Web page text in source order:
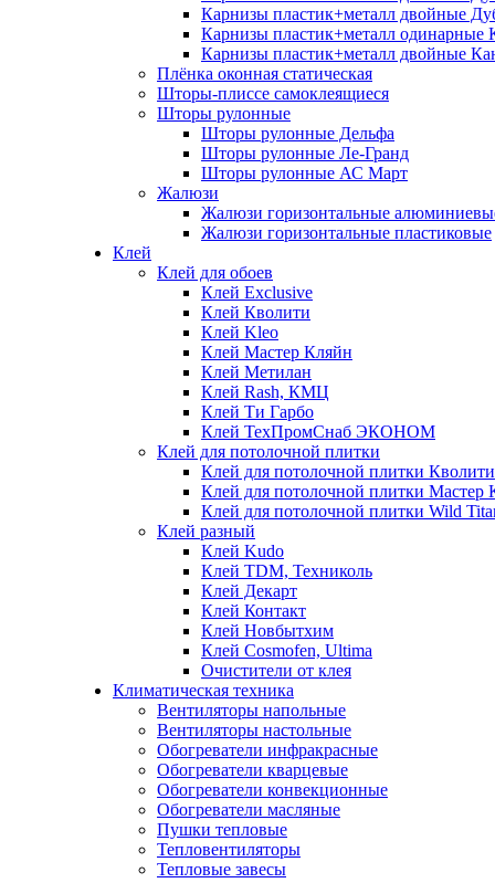
Карнизы пластик+металл двойные
Карнизы пластик+металл одинарные
Карнизы пластик+металл двойные
Плёнка оконная статическая
Шторы-плиссе самоклеящиеся
Шторы рулонные
Шторы рулонные Дельфа
Шторы рулонные Ле-Гранд
Шторы рулонные АС Март
Жалюзи
Жалюзи горизонтальные
Жалюзи горизонтальные пластиковые
Клей
Клей для обоев
Клей Exclusive
Клей Кволити
Клей Kleo
Клей Мастер Кляйн
Клей Метилан
Клей Rash, КМЦ
Клей Ти Гарбо
Клей ТехПромСнаб ЭКОНОМ
Клей для потолочной плитки
Клей для потолочной плитки Кволити
Клей для потолочной плитки Мастер
Клей для потолочной плитки Wild
Клей разный
Клей Kudo
Клей TDM, Техниколь
Клей Декарт
Клей Контакт
Клей Новбытхим
Клей Cosmofen, Ultima
Очистители от клея
Климатическая техника
Вентиляторы напольные
Вентиляторы настольные
Обогреватели инфракрасные
Обогреватели кварцевые
Обогреватели конвекционные
Обогреватели масляные
Пушки тепловые
Тепловентиляторы
Тепловые завесы